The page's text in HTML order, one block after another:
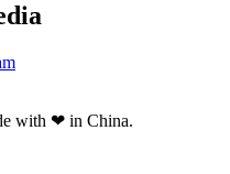
with ❤ in China.